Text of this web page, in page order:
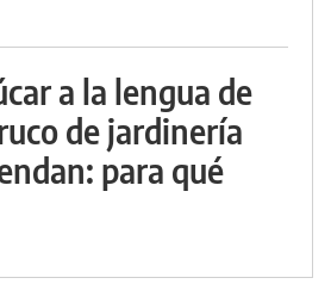
a la lengua de
de jardinería
para qué